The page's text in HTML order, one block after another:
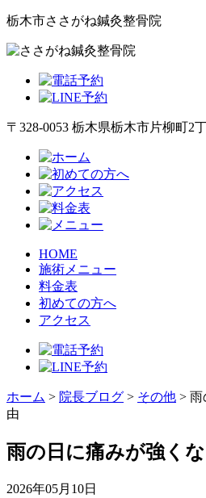
栃木市ささがね鍼灸整骨院
〒328-0053 栃木県栃木市片柳町2
HOME
施術メニュー
料金表
初めての方へ
アクセス
ホーム > 院長ブログ > その他 > 雨
由
雨の日に痛みが強く
2026年05月10日